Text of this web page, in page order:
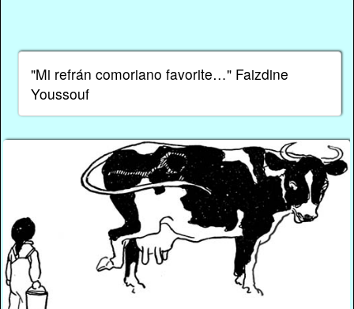
"Mi refrán comoriano favorite…" Faizdine
Youssouf